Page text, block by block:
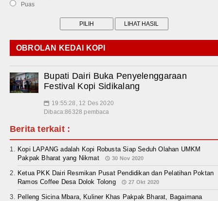
Puas
OBROLAN KEDAI KOPI
Bupati Dairi Buka Penyelenggaraan
Festival Kopi Sidikalang
📅 19:55:28, 12 Des 2020
Dibaca:86328 pembaca
Berita terkait :
Kopi LAPANG adalah Kopi Robusta Siap Seduh Olahan UMKM
Pakpak Bharat yang Nikmat
30 Nov 2020
Ketua PKK Dairi Resmikan Pusat Pendidikan dan Pelatihan Poktan
Ramos Coffee Desa Dolok Tolong
27 Okt 2020
Pelleng Sicina Mbara, Kuliner Khas Pakpak Bharat, Bagaimana